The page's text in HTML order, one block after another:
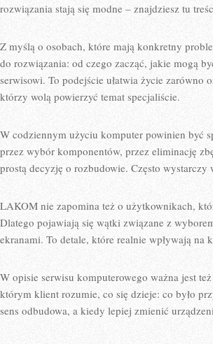
rozwiązania stają się modne – znajdziesz tu
Z myślą o osobach, które mają konkretny
do rozwiązania: od czego zacząć, jakie mogą
serwisowi. To podejście ułatwia życie
którzy wolą powierzyć temat specjaliście.
W codziennym użyciu komputer powinien być
przez wybór komponentów, przez eliminację
prostą decyzję o rozbudowie. Często
LAKOM nie zapomina też o użytkownikach,
Dlatego pojawiają się wątki związane z
ekranami. To detale, które realnie wpływają na
W opisie serwisu komputerowego ważna jest
którym klient rozumie, co się dzieje: co było
sens odbudowa, a kiedy lepiej zmienić